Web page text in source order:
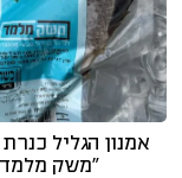
אמנון הגליל
“משק